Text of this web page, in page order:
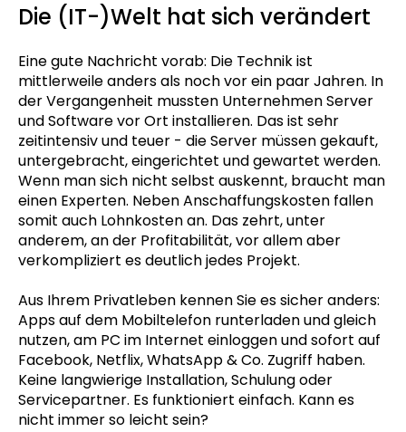
Die (IT-)Welt hat sich verändert
Eine gute Nachricht vorab: Die Technik ist
mittlerweile anders als noch vor ein paar Jahren. In
der Vergangenheit mussten Unternehmen Server
und Software vor Ort installieren. Das ist sehr
zeitintensiv und teuer - die Server müssen gekauft,
untergebracht, eingerichtet und gewartet werden.
Wenn man sich nicht selbst auskennt, braucht man
einen Experten. Neben Anschaffungskosten fallen
somit auch Lohnkosten an. Das zehrt, unter
anderem, an der Profitabilität, vor allem aber
verkompliziert es deutlich jedes Projekt.
Aus Ihrem Privatleben kennen Sie es sicher anders:
Apps auf dem Mobiltelefon runterladen und gleich
nutzen, am PC im Internet einloggen und sofort auf
Facebook, Netflix, WhatsApp & Co. Zugriff haben.
Keine langwierige Installation, Schulung oder
Servicepartner. Es funktioniert einfach. Kann es
nicht immer so leicht sein?